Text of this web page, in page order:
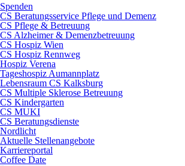
Spenden
CS Beratungsservice Pflege und Demenz
CS Pflege & Betreuung
CS Alzheimer & Demenzbetreuung
CS Hospiz Wien
CS Hospiz Rennweg
Hospiz Verena
Tageshospiz Aumannplatz
Lebensraum CS Kalksburg
CS Multiple Sklerose Betreuung
CS Kindergarten
CS MUKI
CS Beratungsdienste
Nordlicht
Aktuelle Stellenangebote
Karriereportal
Coffee Date